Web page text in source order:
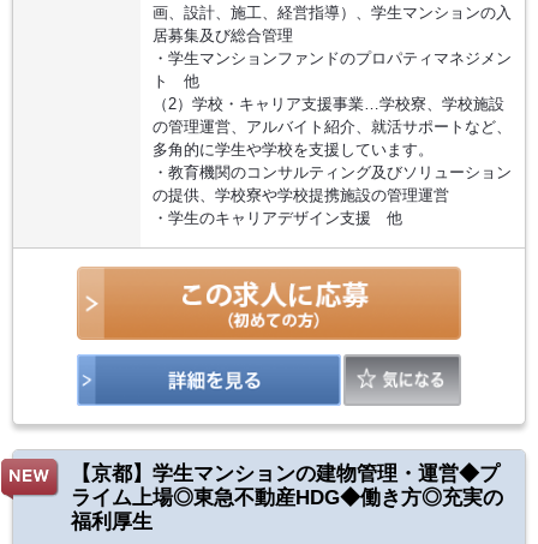
画、設計、施工、経営指導）、学生マンションの入
居募集及び総合管理
・学生マンションファンドのプロパティマネジメン
ト 他
（2）学校・キャリア支援事業…学校寮、学校施設
の管理運営、アルバイト紹介、就活サポートなど、
多角的に学生や学校を支援しています。
・教育機関のコンサルティング及びソリューション
の提供、学校寮や学校提携施設の管理運営
・学生のキャリアデザイン支援 他
【京都】学生マンションの建物管理・運営◆プ
ライム上場◎東急不動産HDG◆働き方◎充実の
福利厚生